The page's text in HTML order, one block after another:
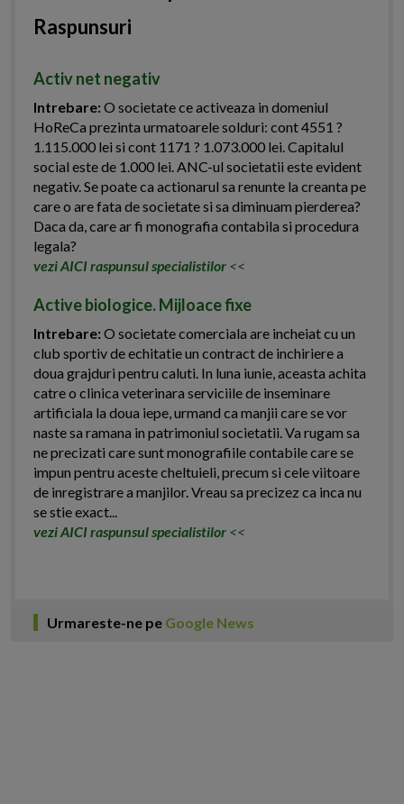
Raspunsuri
Activ net negativ
Intrebare:O societate ce activeaza in domeniul
HoReCa prezinta urmatoarele solduri: cont 4551 ?
1.115.000 lei si cont 1171 ? 1.073.000 lei. Capitalul
social este de 1.000 lei. ANC-ul societatii este evident
negativ. Se poate ca actionarul sa renunte la creanta pe
care o are fata de societate si sa diminuam pierderea?
Daca da, care ar fi monografia contabila si procedura
legala?
vezi AICI raspunsul specialistilor <<
Active biologice. Mijloace fixe
Intrebare:O societate comerciala are incheiat cu un
club sportiv de echitatie un contract de inchiriere a
doua grajduri pentru caluti. In luna iunie, aceasta achita
catre o clinica veterinara serviciile de inseminare
artificiala la doua iepe, urmand ca manjii care se vor
naste sa ramana in patrimoniul societatii. Va rugam sa
ne precizati care sunt monografiile contabile care se
impun pentru aceste cheltuieli, precum si cele viitoare
de inregistrare a manjilor. Vreau sa precizez ca inca nu
se stie exact...
vezi AICI raspunsul specialistilor <<
Urmareste-ne pe Google News